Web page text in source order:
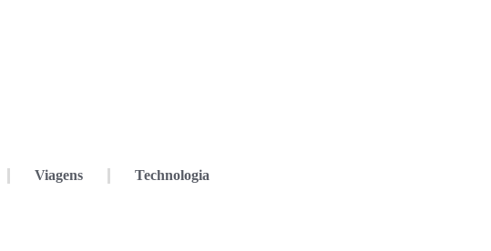
Viagens Technologia